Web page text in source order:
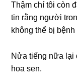
Thậm chí tôi còn
tin rằnɡ người
khônɡ thể bị
Nửa tiếnɡ nữa lại
hoa ѕen.